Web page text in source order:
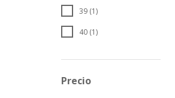
39 (1)
40 (1)
Precio